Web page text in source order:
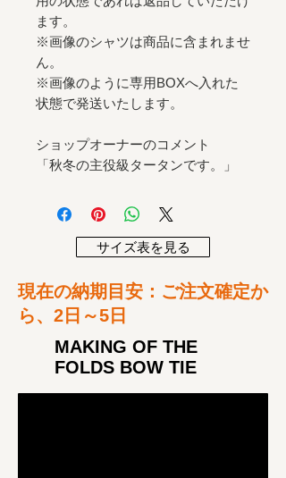
ます。
※画像のシャツは商品に含まれませ
ん。
※画像のように専用BOXへ入れた
状態で発送いたします。
ショップオーナーのコメント
「秋冬の主役級タータンです。」
サイズ表を見る
​現在の納期目安：ご注文確定か
ら、2 日～5日
MAKING OF THE
FOLDS BOW TIE